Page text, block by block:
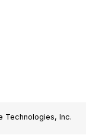
Technologies, Inc.